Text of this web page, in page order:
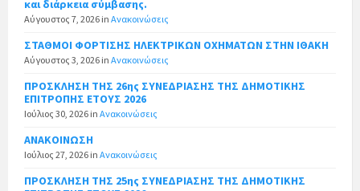
και διάρκεια σύμβασης.
Αύγουστος 7, 2026 in Ανακοινώσεις
ΣΤΑΘΜΟΙ ΦΟΡΤΙΣΗΣ ΗΛΕΚΤΡΙΚΩΝ ΟΧΗΜΑΤΩΝ ΣΤΗΝ ΙΘΑΚΗ
Αύγουστος 3, 2026 in Ανακοινώσεις
ΠΡΟΣΚΛΗΣΗ ΤΗΣ 26ης ΣΥΝΕΔΡΙΑΣΗΣ ΤΗΣ ΔΗΜΟΤΙΚΗΣ
ΕΠΙΤΡΟΠΗΣ ΕΤΟΥΣ 2026
Ιούλιος 30, 2026 in Ανακοινώσεις
ΑΝΑΚΟΙΝΩΣΗ
Ιούλιος 27, 2026 in Ανακοινώσεις
ΠΡΟΣΚΛΗΣΗ ΤΗΣ 25ης ΣΥΝΕΔΡΙΑΣΗΣ ΤΗΣ ΔΗΜΟΤΙΚΗΣ